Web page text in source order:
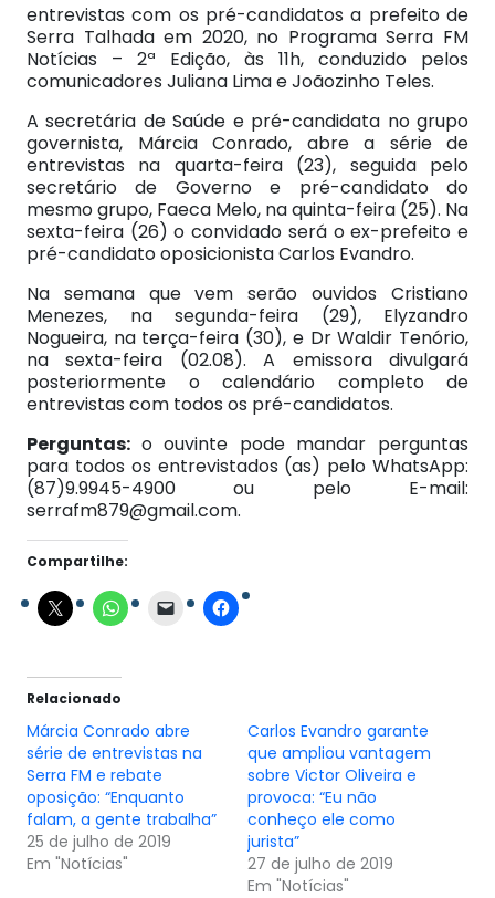
entrevistas com os pré-candidatos a prefeito de
Serra Talhada em 2020, no Programa Serra FM
Notícias – 2ª Edição, às 11h, conduzido pelos
comunicadores Juliana Lima e Joãozinho Teles.
A secretária de Saúde e pré-candidata no grupo
governista, Márcia Conrado, abre a série de
entrevistas na quarta-feira (23), seguida pelo
secretário de Governo e pré-candidato do
mesmo grupo, Faeca Melo, na quinta-feira (25). Na
sexta-feira (26) o convidado será o ex-prefeito e
pré-candidato oposicionista Carlos Evandro.
Na semana que vem serão ouvidos Cristiano
Menezes, na segunda-feira (29), Elyzandro
Nogueira, na terça-feira (30), e Dr Waldir Tenório,
na sexta-feira (02.08). A emissora divulgará
posteriormente o calendário completo de
entrevistas com todos os pré-candidatos.
Perguntas: o ouvinte pode mandar perguntas
para todos os entrevistados (as) pelo WhatsApp:
(87)9.9945-4900 ou pelo E-mail:
serrafm879@gmail.com.
Compartilhe:
Relacionado
Márcia Conrado abre
série de entrevistas na
Serra FM e rebate
oposição: “Enquanto
falam, a gente trabalha”
25 de julho de 2019
Em "Notícias"
Carlos Evandro garante
que ampliou vantagem
sobre Victor Oliveira e
provoca: “Eu não
conheço ele como
jurista”
27 de julho de 2019
Em "Notícias"